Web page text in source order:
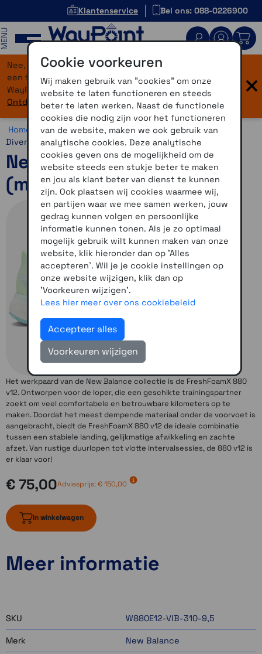
Klantenservice Bel ons: 088-0226900
Nee, je bent niet verdwaald! Onze website heeft
een flinke upgrade gekregen. Dezelfde vertrouwde
WayPoint-service, maar dan in een modern jasje.
Ontdek hier wat er allemaal nieuw is.
×
Home >Overig >WayPoint Running Outlet >Schoenen >
Diversen
New Balance W860E12
(maat 41)
Het werkpaard van de New Balance collectie is de FreshFoamX 880
v12. Ontworpen voor de loper, die een geschikte trainingspartner
zoekt om veel comfortabele en betrouwbare kilometers op te
maken. Doordat het meest dempende materiaal onder de voorvoet is
aangebracht, biedt de FreshFoamX 880 v12 de ideale combinatie
tussen een stabiele landing, gelijkmatige afwikkeling en zachte
afzet. Van rustige duurlopen tot vlotte intervalsessies, de 880 v12 is
er klaar voor!
€ 75,00Adviesprijs:€ 150,00
In winkelwagen
Meer informatie
SKU W880E12-VIB-310-9,5
Merk New Balance
Cookie voorkeuren
Wij maken gebruik van "cookies" om onze
website te laten functioneren en steeds
beter te laten werken. Naast de functionele
cookies die nodig zijn voor het functioneren
van de website, maken we ook gebruik van
analytische cookies. Deze analytische
cookies geven ons de mogelijkheid om de
website steeds een stukje beter te maken
en jou als klant beter van dienst te kunnen
zijn. Ook plaatsen wij cookies waarmee wij,
en partijen waar we mee samen werken, jouw
gedrag kunnen volgen en persoonlijke
informatie kunnen tonen. Als je zo optimaal
mogelijk gebruik wilt kunnen maken van onze
website, klik hieronder dan op 'Alles
accepteren'. Wil je je cookie instellingen op
onze website wijzigen, klik dan op
'Voorkeuren wijzigen'.
Lees hier meer over ons cookiebeleid
Accepteer alles
Voorkeuren wijzigen